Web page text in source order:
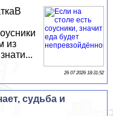
из
26 07 2026 18:31:52
судьба и